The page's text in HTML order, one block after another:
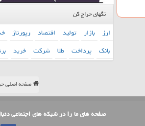
تگهای حراج کن
ارز بازار تولید اقتصاد رپورتاژ
بانك پرداخت طلا شركت خرید
صفحه اصلی
صفحه های ما را در شبکه های اجتماعی